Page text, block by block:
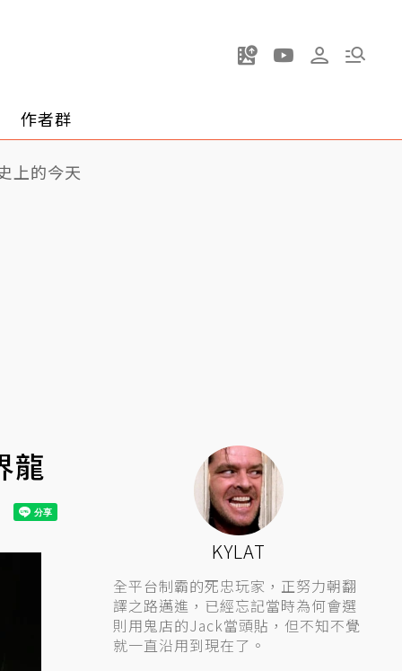
作者群
上的今天
龍
KYLAT
全平台制霸的死忠玩家，正努力朝翻
譯之路邁進，已經忘記當時為何會選
則用鬼店的Jack當頭貼，但不知不覺
就一直沿用到現在了。